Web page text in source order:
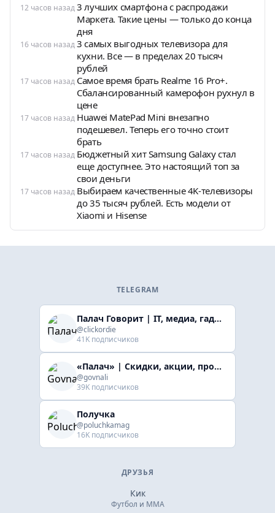
12 часов назад3 лучших смартфона с распродажи
Маркета. Такие цены — только до конца
дня
16 часов назад3 самых выгодных телевизора для
кухни. Все — в пределах 20 тысяч
рублей
17 часов назад Самое время брать Realme 16 Pro+.
Сбалансированный камерофон рухнул в
цене
17 часов назад Huawei MatePad Mini внезапно
подешевел. Теперь его точно стоит
брать
17 часов назад Бюджетный хит Samsung Galaxy стал
еще доступнее. Это настоящий топ за
свои деньги
17 часов назад Выбираем качественные 4K-телевизоры
до 35 тысяч рублей. Есть модели от
Xiaomi и Hisense
TELEGRAM
Палач Говорит | IT, медиа, гaджеты, скидки
@clickordie
41K подписчиков
«Палач» | Скидки, акции, промокоды
@govnali
39K подписчиков
Получка
@poluchkamag
16K подписчиков
ДРУЗЬЯ
Кик
Футбол и ММА